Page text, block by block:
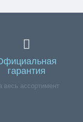
гарантия
весь ассортимент